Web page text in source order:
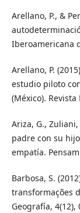
Arellano, P., &
Iberoamericana
Arellano, P.
estudio piloto
(México).
Ariza, G.,
padre con su
empatía.
Barbosa, S.
transformações
Geografía, 4(12),